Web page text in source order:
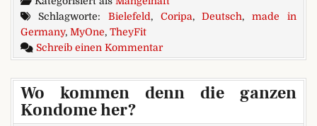
Schlagworte: Bielefeld , Coripa,Deutsch,made in
Germany, MyOne, TheyFit
Schreib einen Kommentarzu Ein deutscher
Wo kommen denn die ganzen
Kondome her?